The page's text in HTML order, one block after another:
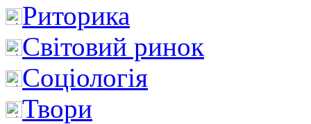
Риторика
Світовий ринок
Соціологія
Твори